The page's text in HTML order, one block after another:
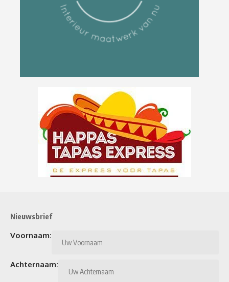
Nieuwsbrief
Voornaam:
Achternaam: